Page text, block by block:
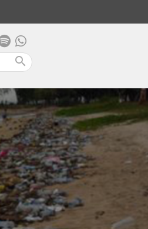
search